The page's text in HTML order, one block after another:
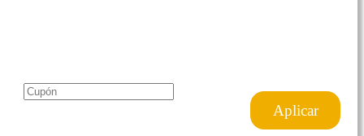
Aplicar